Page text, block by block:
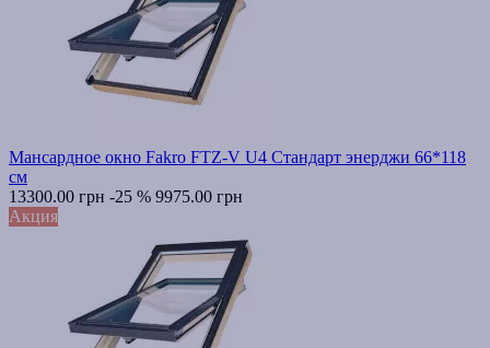
Мансардное окно Fakro FTZ-V U4 Стандарт энерджи 66*118
см
13300.00 грн -25 % 9975.00 грн
Акция